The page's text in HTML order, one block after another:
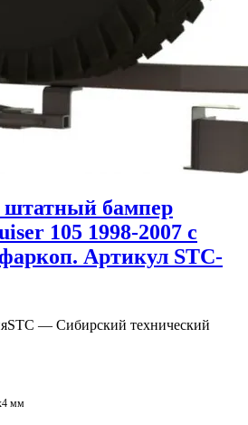
штатный бампер
105 1998-2007 с
Артикул STC-
STC — Сибирский технический
мм